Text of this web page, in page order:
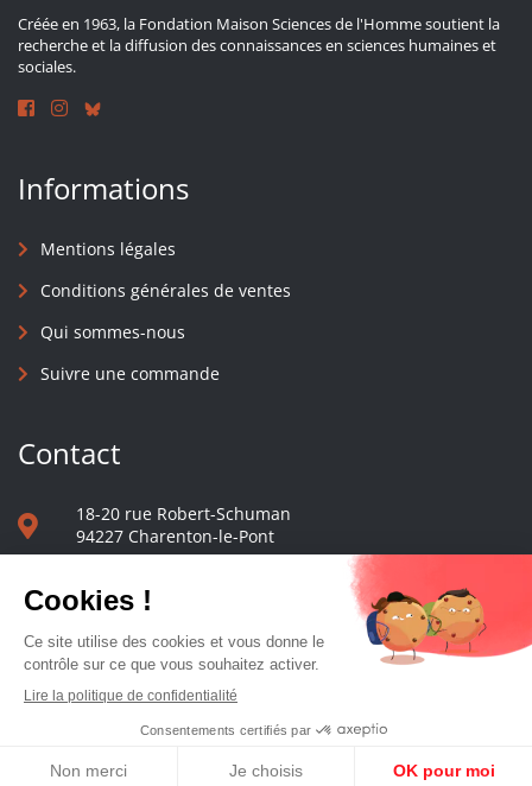
Créée en 1963, la Fondation Maison Sciences de l'Homme soutient la
recherche et la diffusion des connaissances en sciences humaines et
sociales.
Informations
Mentions légales
Conditions générales de ventes
Qui sommes-nous
Suivre une commande
Contact
18-20 rue Robert-Schuman
94227 Charenton-le-Pont